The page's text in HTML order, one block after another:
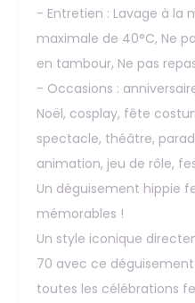
- Entretien : Lavage à la
maximale de 40°C, Ne
en tambour, Ne pas
- Occasions :
Noël, cosplay, fête
spectacle, théâtre,
animation, jeu de rôle,
Un déguisement hippie
mémorables !
Un style iconique
70 avec ce
toutes les célébrations